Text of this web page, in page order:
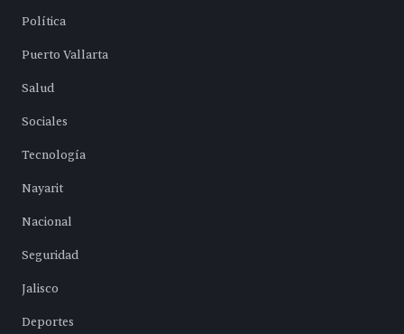
Política
Puerto Vallarta
Salud
Sociales
Tecnología
Nayarit
Nacional
Seguridad
Jalisco
Deportes